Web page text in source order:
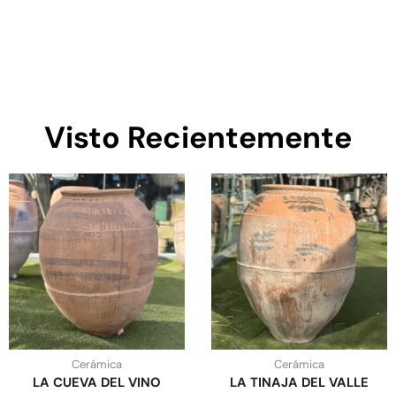
Visto Recientemente
Cerámica
LA CUEVA DEL VINO
Cerámica
LA TINAJA DEL VALLE